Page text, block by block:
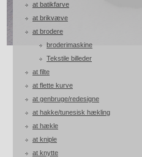
at batikfarve
at brikvæve
at brodere
broderimaskine
Tekstile billeder
at filte
at flette kurve
at genbruge/redesigne
at hakke/tunesisk hækling
at hækle
at kniple
at knytte